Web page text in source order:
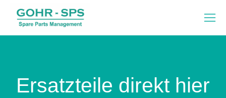
Ersatzteile direkt hier